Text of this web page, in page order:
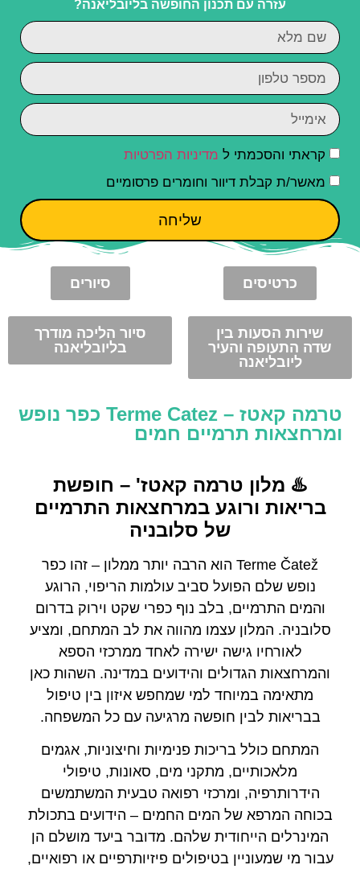
עזרה עם תכנון החופשה בליובליאנה?
קראתי והסכמתי ל מדיניות הפרטיות
מאשר/ת קבלת דיוור וחומרים פרסומיים
שליחה
כרטיסים סיורים
שירות הסעות בין
שדה התעופה והעיר
ליובליאנה
סיור הליכה מודרך
בליובליאנה
טרמה קאטז – Terme Catez כפר נופש
ומרחצאות תרמיים חמים
♨️ מלון טרמה קאטז' – חופשת
בריאות ורוגע במרחצאות התרמיים
של סלובניה
Terme Čatež הוא הרבה יותר ממלון – זהו כפר
נופש שלם הפועל סביב עולמות הריפוי, הרוגע
והמים התרמיים, בלב נוף כפרי שקט וירוק בדרום
סלובניה. המלון עצמו מהווה את לב המתחם, ומציע
לאורחיו גישה ישירה לאחד ממרכזי הספא
והמרחצאות הגדולים והידועים במדינה. השהות כאן
מתאימה במיוחד למי שמחפש איזון בין טיפול
בבריאות לבין חופשה מרגיעה עם כל המשפחה.
המתחם כולל בריכות פנימיות וחיצוניות, אגמים
מלאכותיים, מתקני מים, סאונות, טיפולי
הידרותרפיה, ומרכזי רפואה טבעית המשתמשים
בכוחה המרפא של המים החמים – הידועים בתכולת
המינרלים הייחודית שלהם. מדובר ביעד מושלם הן
עבור מי שמעוניין בטיפולים פיזיותרפיים או רפואיים,